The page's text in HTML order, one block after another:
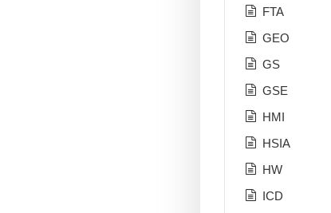
FTA
GEO
GS
GSE
HMI
HSIA
HW
ICD